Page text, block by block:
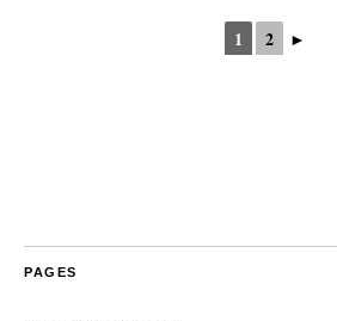
1 2 ►
PAGES